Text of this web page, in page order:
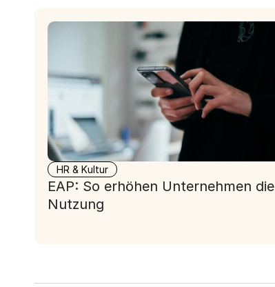
HR & Kultur
EAP: So erhöhen Unternehmen die
Nutzung